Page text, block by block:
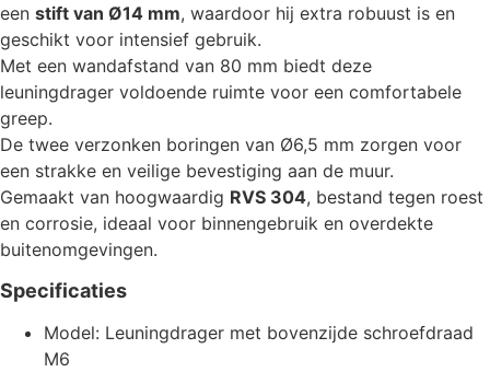
een stift van Ø14 mm, waardoor hij extra robuust is en
geschikt voor intensief gebruik.
Met een wandafstand van 80 mm biedt deze
leuningdrager voldoende ruimte voor een comfortabele
greep.
De twee verzonken boringen van Ø6,5 mm zorgen voor
een strakke en veilige bevestiging aan de muur.
Gemaakt van hoogwaardig RVS 304, bestand tegen roest
en corrosie, ideaal voor binnengebruik en overdekte
buitenomgevingen.
Specificaties
Model: Leuningdrager met bovenzijde schroefdraad
M6